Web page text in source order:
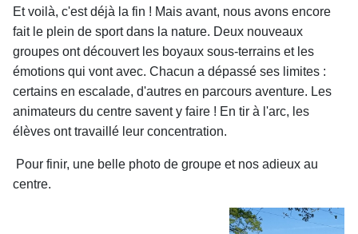
Et voilà, c'est déjà la fin ! Mais avant, nous avons encore
fait le plein de sport dans la nature. Deux nouveaux
groupes ont découvert les boyaux sous-terrains et les
émotions qui vont avec. Chacun a dépassé ses limites :
certains en escalade, d'autres en parcours aventure. Les
animateurs du centre savent y faire ! En tir à l'arc, les
élèves ont travaillé leur concentration.
Pour finir, une belle photo de groupe et nos adieux au
centre.